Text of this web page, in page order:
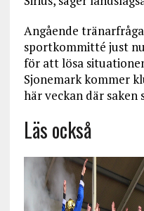
Angående
sportkommitté just
för att lösa
Sjonemark kommer
här veckan där saken
Läs också